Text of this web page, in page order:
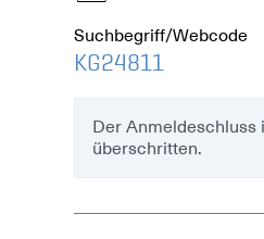
Suchbegriff/Webcode
KG24811
Der Anmeldeschluss
überschritten.